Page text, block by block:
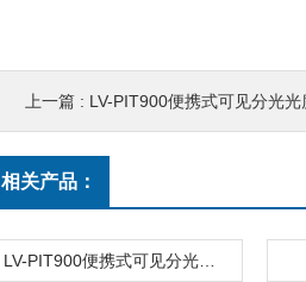
上一篇 : LV-PIT900便携式可见分光光
相关产品：